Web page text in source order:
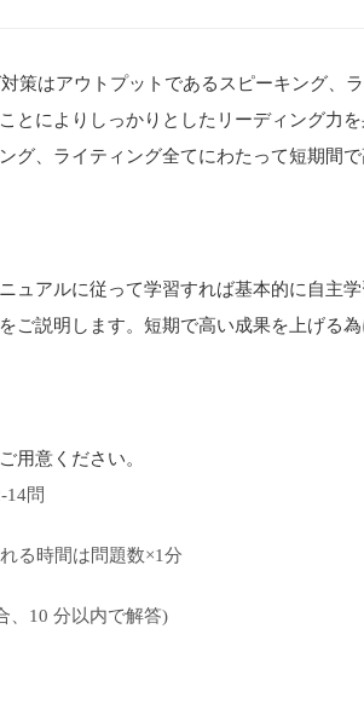
策はアウトプットであるスピーキング、
とによりしっかりとしたリーディング力
グ、ライティング全てにわたって短期間
ュアルに従って学習すれば基本的に自主
ご説明します。短期で高い成果を上げる
用意ください。
14問
る時間は問題数×1分
、10 分以内で解答)